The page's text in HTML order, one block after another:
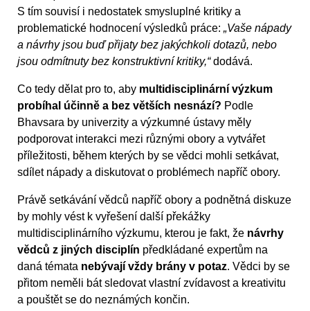
S tím souvisí i nedostatek smysluplné kritiky a
problematické hodnocení výsledků práce: „Vaše nápady
a návrhy jsou buď přijaty bez jakýchkoli dotazů, nebo
jsou odmítnuty bez konstruktivní kritiky,“dodává.
Co tedy dělat pro to, aby multidisciplinární výzkum
probíhal účinně a bez větších nesnází? Podle
Bhavsara by univerzity a výzkumné ústavy měly
podporovat interakci mezi různými obory a vytvářet
příležitosti, během kterých by se vědci mohli setkávat,
sdílet nápady a diskutovat o problémech napříč obory.
Právě setkávání vědců napříč obory a podnětná diskuze
by mohly vést k vyřešení další překážky
multidisciplinárního výzkumu, kterou je fakt, že návrhy
vědců z jiných disciplín předkládané expertům na
daná témata nebývají vždy brány v potaz. Vědci by se
přitom neměli bát sledovat vlastní zvídavost a kreativitu
a pouštět se do neznámých končin.